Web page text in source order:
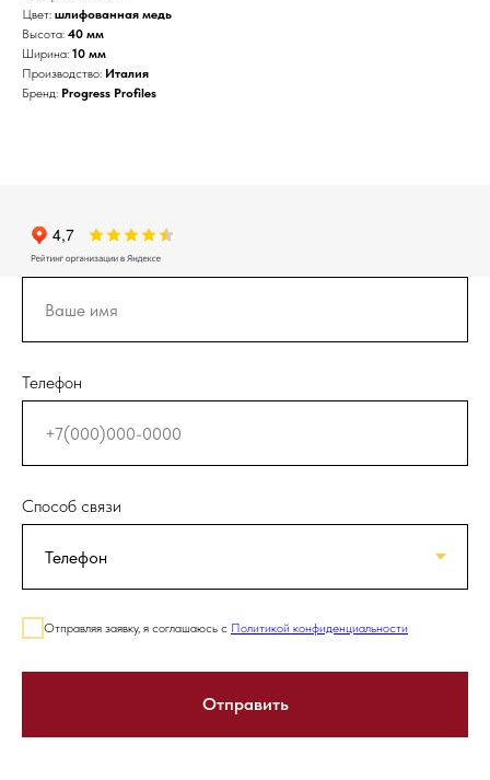
Цвет: шлифованная медь
Высота: 40 мм
Ширина: 10 мм
Производство: Италия
Бренд: Progress Profiles
Телефон
Способ связи
Отправляя заявку, я соглашаюсь с Политикой конфиденциальности
Отправить